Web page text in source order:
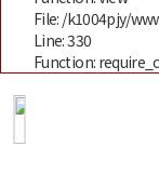
File: /k1004pjy/
Line: 330
Function: